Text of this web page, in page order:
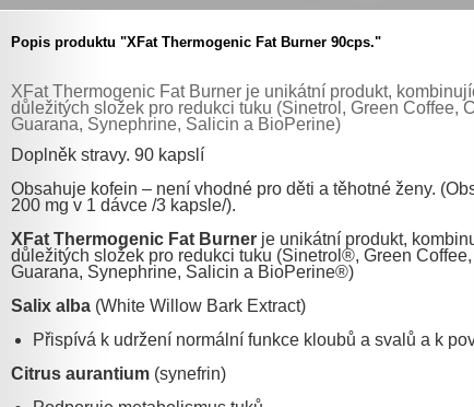
Popis produktu "XFat Thermogenic Fat Burner 90cps."
XFat Thermogenic Fat Burner je unikátní produkt,
důležitých složek pro redukci tuku (Sinetrol, Green Coffee,
Guarana, Synephrine, Salicin a BioPerine)
Doplněk stravy. 90 kapslí
Obsahuje kofein – není vhodné pro děti a těhotné ženy.
200 mg v 1 dávce /3 kapsle/).
XFat Thermogenic Fat Burner je unikátní produkt,
důležitých složek pro redukci tuku (Sinetrol®, Green
Guarana, Synephrine, Salicin a BioPerine®)
Salix alba (White Willow Bark Extract)
Přispívá k udržení normální funkce kloubů a svalů a k
Citrus aurantium (synefrin)